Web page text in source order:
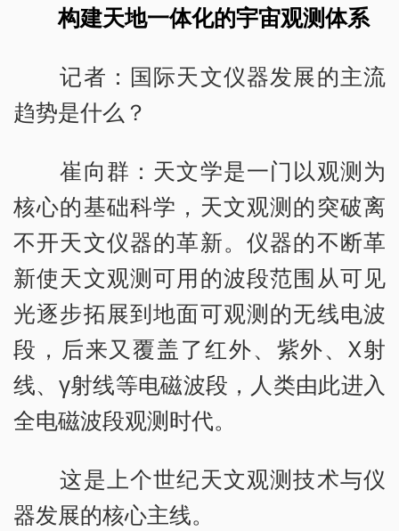
构建天地一体化的宇宙观测体系
记者：国际天文仪器发展的主流
趋势是什么？
崔向群：天文学是一门以观测为
核心的基础科学，天文观测的突破离
不开天文仪器的革新。仪器的不断革
新使天文观测可用的波段范围从可见
光逐步拓展到地面可观测的无线电波
段，后来又覆盖了红外、紫外、X射
线、γ射线等电磁波段，人类由此进入
全电磁波段观测时代。
这是上个世纪天文观测技术与仪
器发展的核心主线。